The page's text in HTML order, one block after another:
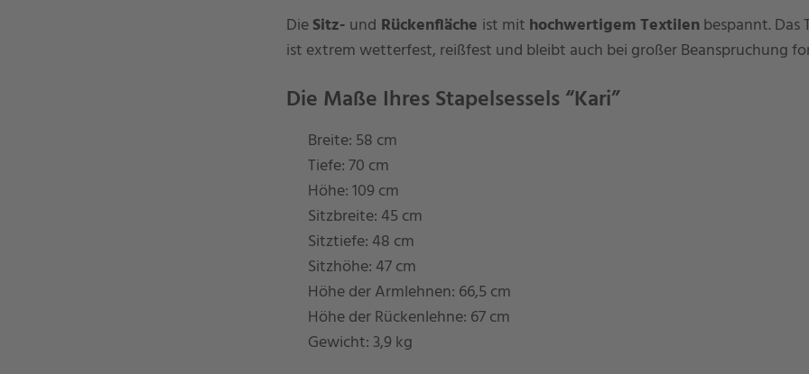
DieSitz- und Rückenfläche ist mit hochwertigem Textilenbespannt. Das
ist extrem wetterfest, reißfest und bleibt auch bei großer Beanspruchung
Die Maße Ihres Stapelsessels “Kari”
Breite: 58 cm
Tiefe: 70 cm
Höhe: 109 cm
Sitzbreite: 45 cm
Sitztiefe: 48 cm
Sitzhöhe: 47 cm
Höhe der Armlehnen: 66,5 cm
Höhe der Rückenlehne: 67 cm
Gewicht: 3,9 kg